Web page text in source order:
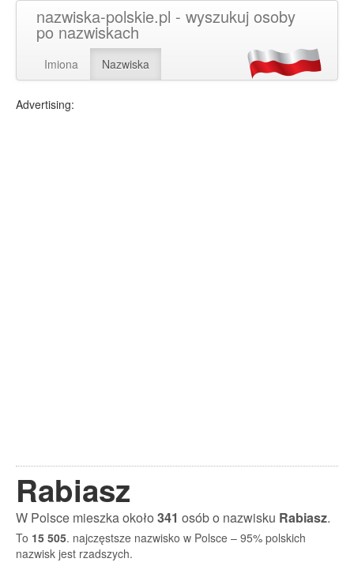
nazwiska-polskie.pl - wyszukuj osoby
po nazwiskach
Imiona Nazwiska
Advertising:
Rabiasz
W Polsce mieszka około341 osób o nazwisku Rabiasz.
To 15 505. najczęstsze nazwisko w Polsce – 95% polskich
nazwisk jest rzadszych.